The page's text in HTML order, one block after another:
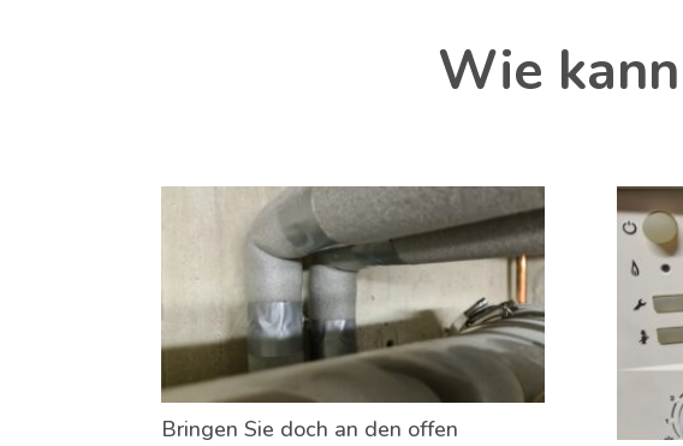
Wie
Bringen Sie doch an den offen